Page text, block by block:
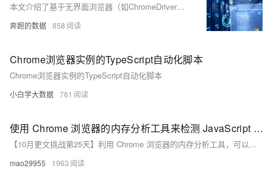
本文介绍了基于无界面浏览器（如ChromeDriver）和代理IP技术的现代爬虫解决方案，以应对传统爬虫面临的反爬机制和动态加载内容等问题。通过Selenium驱动ChromeDriver，并结合亿牛云爬虫代理、自定义Cookie和User-Agent设置，实现高效的数据采集。代码示例展示了如何配置ChromeDriver、处理代理认证、添加Cookie及捕获异常，确保爬虫稳定运行。性能对比显示，Headless模式下的ChromeDriver在数据采集成功率、响应时间和反爬规避能力上显著优于传统爬虫。该方案广泛应用于电商、金融和新闻媒体等行业。
奔跑的数据 858
Chrome浏览器实例的TypeScript自动化脚本
Chrome浏览器实例的TypeScript自动化脚本
小白学大数据 761
使用 Chrome 浏览器的内存分析工具来检测 JavaScript 中的内存泄漏
【10月更文挑战第25天】利用 Chrome 浏览器的内存分析工具，可以较为准确地检测 JavaScript 中的内存泄漏问题，并帮助我们找出潜在的泄漏点，以便采取相应的解决措施。
mao29955 1963